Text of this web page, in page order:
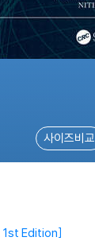
사이즈비교
Edition